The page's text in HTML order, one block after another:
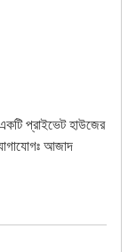
প্রাইভেট হাউজের
আজাদ